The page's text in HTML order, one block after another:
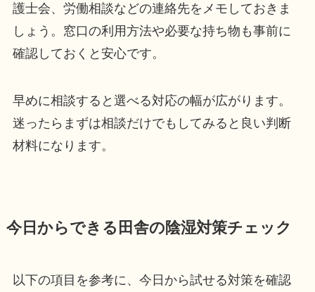
護士会、労働相談などの連絡先をメモしておきま
しょう。窓口の利用方法や必要な持ち物も事前に
確認しておくと安心です。
早めに相談すると選べる対応の幅が広がります。
迷ったらまずは相談だけでもしてみると良い判断
材料になります。
今日からできる田舎の陰湿対策チェック
以下の項目を参考に、今日から試せる対策を確認